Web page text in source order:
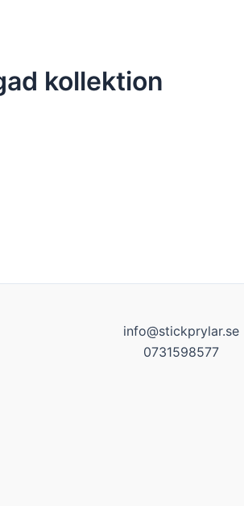
kollektion
info@stickprylar.se
0731598577